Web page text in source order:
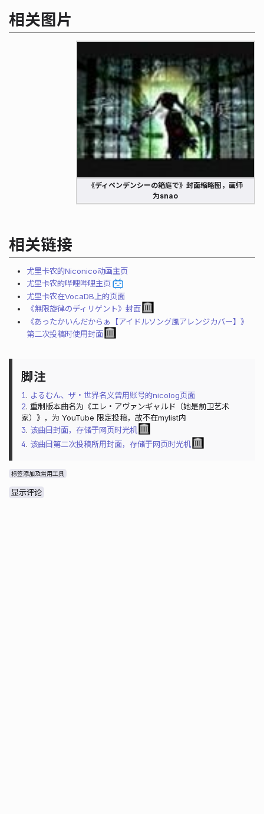
相关图片
《ディペンデンシーの箱庭で》封面缩略图，画师
为snao
相关链接
尤里卡农的Niconico动画主页
尤里卡农的哔哩哔哩主页
尤里卡农在VocaDB上的页面
《無限旋律のディリゲント》封面
《あったかいんだからぁ【アイドルソング風アレンジカバー】》
第二次投稿时使用封面
1. よるむん、ザ・世界名义曾用账号的nicolog页面
2. 重制版本曲名为《エレ・アヴァンギャルド（她是前卫艺术
家）》，为 YouTube 限定投稿，故不在mylist内
3. 该曲目封面，存储于网页时光机
4. 该曲目第二次投稿所用封面，存储于网页时光机
标签添加及常用工具
显示评论